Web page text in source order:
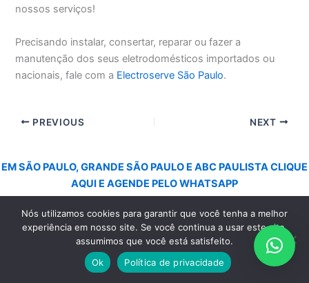
nossos serviços!
Precisando instalar, consertar, reparar ou fazer a
manutenção dos seus eletrodomésticos importados ou
nacionais, fale com a Electroserve São Paulo.
PREVIOUS NEXT
EM SÃO PAULO, GRANDE SÃO PAULO E ABC PAULISTA CLIQUE
AQUI E AGENDE PELO WHATSAPP
Nós utilizamos cookies para garantir que você tenha a melhor
experiência em nosso site. Se você continua a usar este site,
assumimos que você está satisfeito.
Ok
Política de privacidade